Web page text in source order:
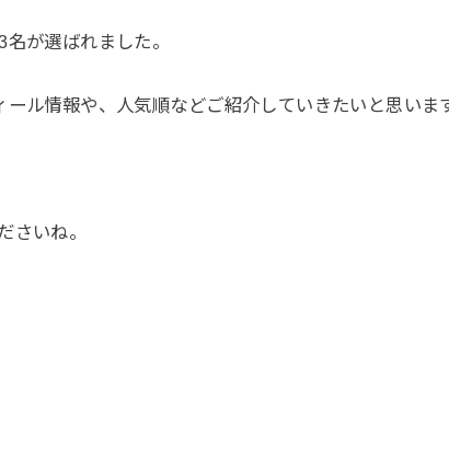
が選ばれました。
ル情報や、人気順などご紹介していきたいと思いま
さいね。